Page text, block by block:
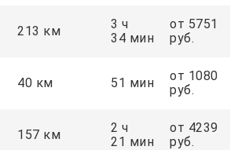
213 км
3 ч
34 мин
от 5751
руб.
40 км 51 мин
от 1080
руб.
157 км
2 ч
21 мин
от 4239
руб.